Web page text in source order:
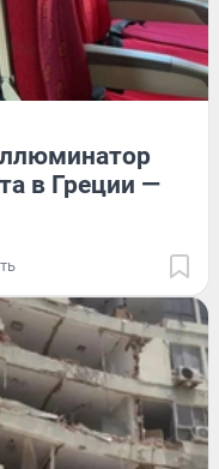
в Греции —